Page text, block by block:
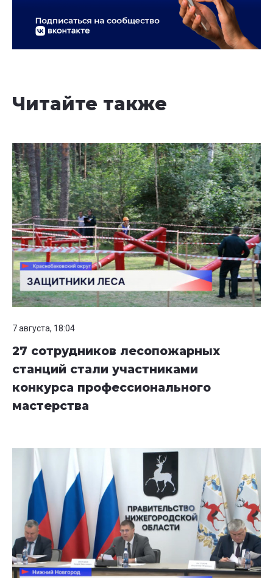
Читайте также
7 августа, 18:04
27 сотрудников лесопожарных
станций стали участниками
конкурса профессионального
мастерства